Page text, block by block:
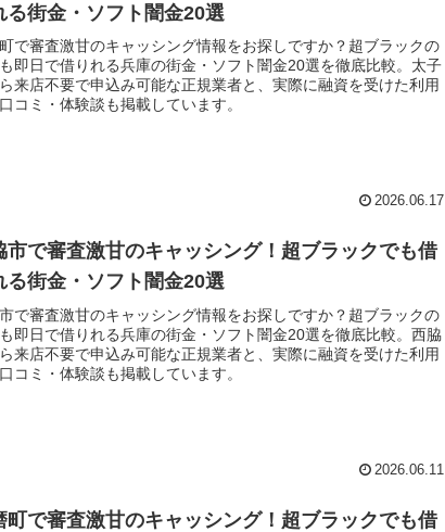
る街金・ソフト闇金20選
で審査激甘のキャッシング情報をお探しですか？超ブラックの
即日で借りれる兵庫の街金・ソフト闇金20選を徹底比較。太子
来店不要で申込み可能な正規業者と、実際に融資を受けた利用
コミ・体験談も掲載しています。
2026.06.17
市で審査激甘のキャッシング！超ブラックでも借
る街金・ソフト闇金20選
で審査激甘のキャッシング情報をお探しですか？超ブラックの
即日で借りれる兵庫の街金・ソフト闇金20選を徹底比較。西脇
来店不要で申込み可能な正規業者と、実際に融資を受けた利用
コミ・体験談も掲載しています。
2026.06.11
町で審査激甘のキャッシング！超ブラックでも借